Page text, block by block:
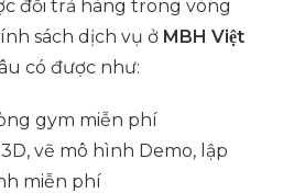
đổi trả hàng trong vòng
sách dịch vụ ở MBH Việt
có được như:
gym miễn phí
vẽ mô hình Demo, lập
miễn phí